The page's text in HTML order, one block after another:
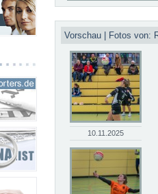
Vorschau | Fotos von:
10.11.2025